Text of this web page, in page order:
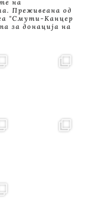
на
Преживеана од
"Смути-Канцер
за донација на